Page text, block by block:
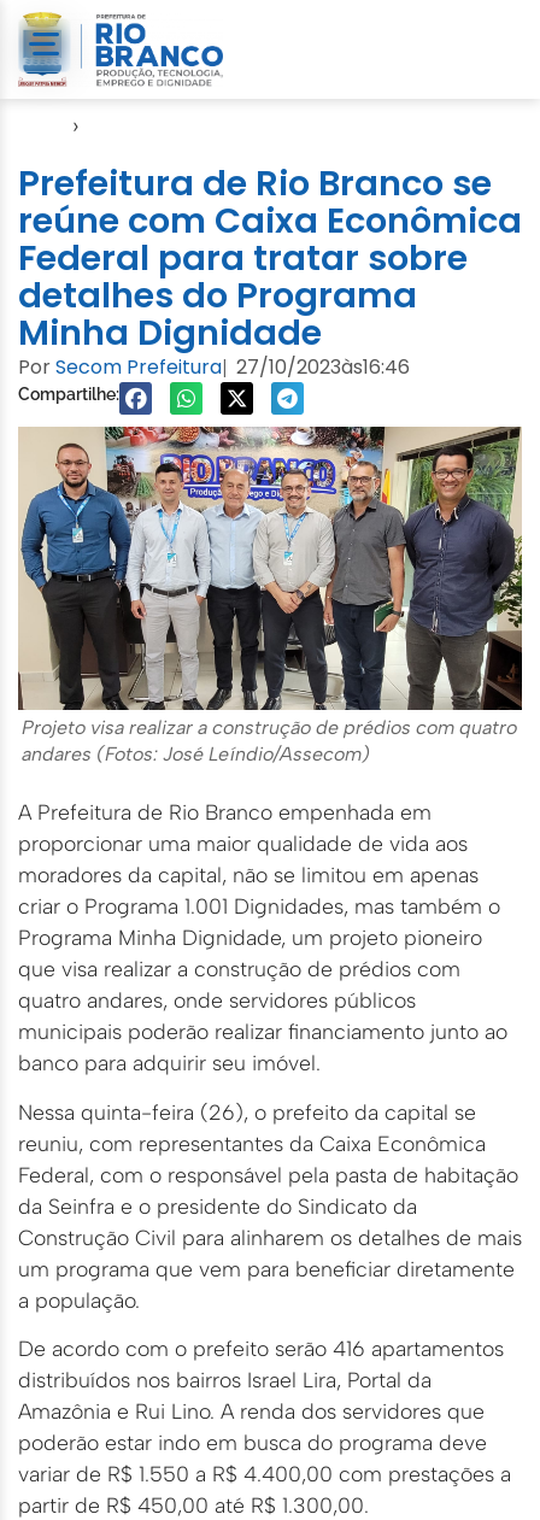
›
Prefeitura de Rio Branco se
reúne com Caixa Econômica
Federal para tratar sobre
detalhes do Programa
Minha Dignidade
PorSecom Prefeitura| 27/10/2023às16:46
Compartilhe:
Projeto visa realizar a construção de prédios com quatro
andares (Fotos: José Leíndio/Assecom)
A Prefeitura de Rio Branco empenhada em
proporcionar uma maior qualidade de vida aos
moradores da capital, não se limitou em apenas
criar o Programa 1.001 Dignidades, mas também o
Programa Minha Dignidade, um projeto pioneiro
que visa realizar a construção de prédios com
quatro andares, onde servidores públicos
municipais poderão realizar financiamento junto ao
banco para adquirir seu imóvel.
Nessa quinta-feira (26), o prefeito da capital se
reuniu, com representantes da Caixa Econômica
Federal, com o responsável pela pasta de habitação
da Seinfra e o presidente do Sindicato da
Construção Civil para alinharem os detalhes de mais
um programa que vem para beneficiar diretamente
a população.
De acordo com o prefeito serão 416 apartamentos
distribuídos nos bairros Israel Lira, Portal da
Amazônia e Rui Lino. A renda dos servidores que
poderão estar indo em busca do programa deve
variar de R$ 1.550 a R$ 4.400,00 com prestações a
partir de R$ 450,00 até R$ 1.300,00.